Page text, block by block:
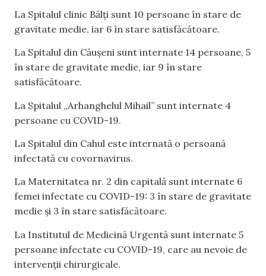
La Spitalul clinic Bălți sunt 10 persoane în stare de
gravitate medie, iar 6 în stare satisfăcătoare.
La Spitalul din Căușeni sunt internate 14 persoane, 5
în stare de gravitate medie, iar 9 în stare
satisfăcătoare.
La Spitalul „Arhanghelul Mihail” sunt internate 4
persoane cu COVID-19.
La Spitalul din Cahul este internată o persoană
infectată cu covornavirus.
La Maternitatea nr. 2 din capitală sunt internate 6
femei infectate cu COVID-19: 3 în stare de gravitate
medie și 3 în stare satisfăcătoare.
La Institutul de Medicină Urgentă sunt internate 5
persoane infectate cu COVID-19, care au nevoie de
intervenții chirurgicale.